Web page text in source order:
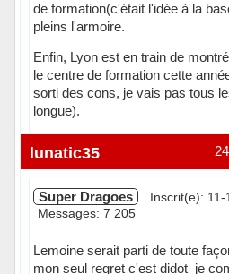
de formation(c'était l'idée à la
pleins l'armoire.
Enfin, Lyon est en train de
le centre de formation cette
sorti des cons, je vais pas tous
longue).
Hors ligne
lunatic35
Super Dragoes
Inscrit(e): 11-
Messages: 7 205
Lemoine serait parti de toute
mon seul regret c'est didot je